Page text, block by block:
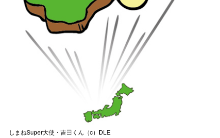
しまねSuper大使・吉田くん（c）DLE